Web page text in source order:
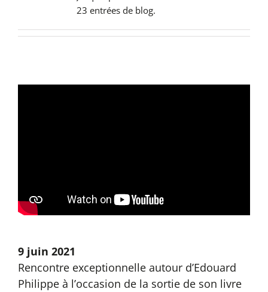
23 entrées de blog.
9 juin 2021
Rencontre exceptionnelle autour d’Edouard
Philippe à l’occasion de la sortie de son livre